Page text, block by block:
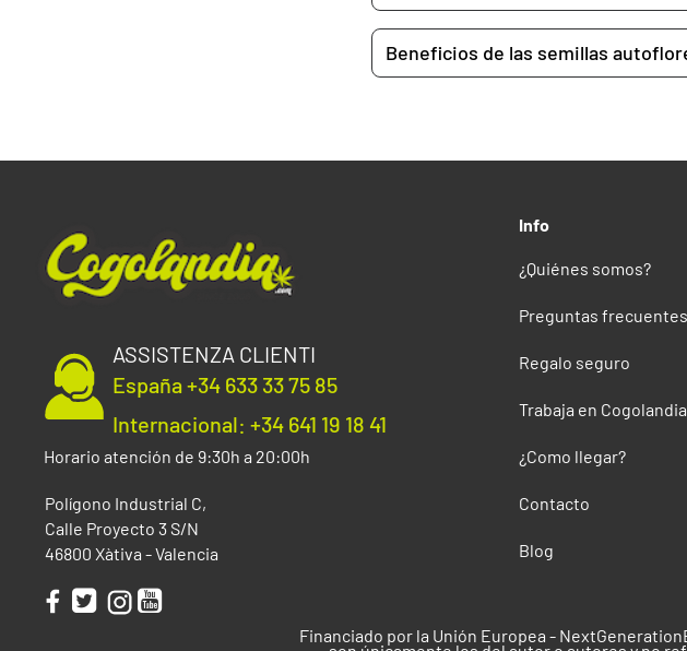
Beneficios de las semillas
ASSISTENZA CLIENTI
España +34 633 33 75 85
Internacional: +34 641 19 18 41
Horario atención de 9:30h a 20:00h
Polígono Industrial C,
Calle Proyecto 3 S/N
46800 Xàtiva - Valencia
Info
¿Quiénes somos?
Preguntas frecuentes
Regalo seguro
Trabaja en Cogolandia
¿Como llegar?
Contacto
Blog
Financiado por la Unión Europea -